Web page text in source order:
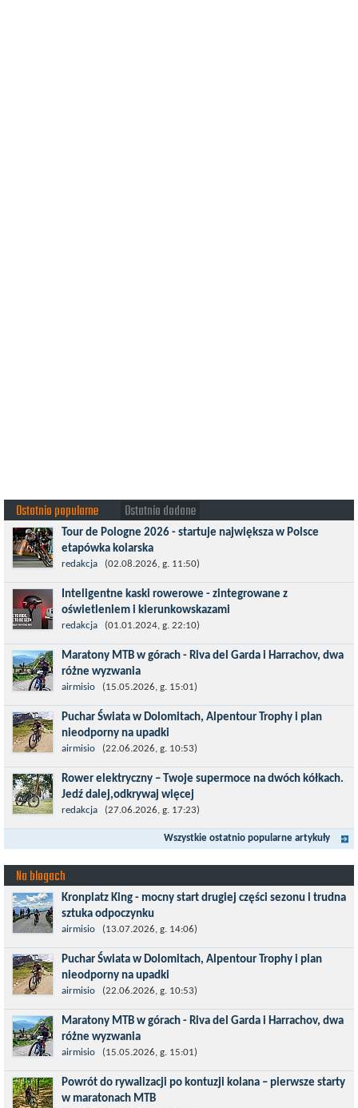
Ostatnio popularne Ostatnio dodane
Tour de Pologne 2026 - startuje największa w Polsce
etapówka kolarska
Tour de Pologne 2026 to jedno z najbardziej prestiżowych
wydarzeń sportowych w Polsce. wyścig zaliczany po raz 22. do
prestiżowego cyklu UCI World...
redakcja (02.08.2026, g. 11:50)
Inteligentne kaski rowerowe - zintegrowane z
oświetleniem i kierunkowskazami
Temat bezpieczeństwa jazdy wchodzi na nowy poziom. Do tej
pory kask było odpowiedzialny przede wszystkim za
bezpieczeństwo rowerzysty, ochronę...
redakcja (01.01.2024, g. 22:10)
Maratony MTB w górach - Riva del Garda i Harrachov, dwa
różne wyzwania
Maj to idealny czas, by z płaskich i szybkich wyścigów przejść do
znacznie bardziej ambitnych wyzwań, jakimi są górskie wyścigi
MTB....
airmisio (15.05.2026, g. 15:01)
Puchar Świata w Dolomitach, Alpentour Trophy i plan
nieodporny na upadki
Czerwiec w moim planie oznaczał wejście w najbardziej
wymagający etap i cel pierwszej części sezonu: Puchar Świata w
maratonie MTB w Dolomitach...
airmisio (22.06.2026, g. 10:53)
Rower elektryczny – Twoje supermoce na dwóch kółkach.
Jedź dalej,odkrywaj więcej
Marzenia o dalekich podróżach bez ogromnego zmęczenia stają
się rzeczywistością dzięki nowoczesnym technologiom ukrytym
redakcja (27.06.2026, g. 17:23)
Wszystkie ostatnio popularne artykuły
Na blogach
Kronplatz King - mocny start drugiej części sezonu i trudna
sztuka odpoczynku
Kronplatz King, epicki MTB Maraton z metą na 2275 m we
włoskich Alpach – łącznie 3000 metrów przewyższenia na
dystansie 60 km, ze...
airmisio (13.07.2026, g. 14:06)
Puchar Świata w Dolomitach, Alpentour Trophy i plan
nieodporny na upadki
Czerwiec w moim planie oznaczał wejście w najbardziej
wymagający etap i cel pierwszej części sezonu: Puchar Świata w
maratonie MTB w Dolomitach...
airmisio (22.06.2026, g. 10:53)
Maratony MTB w górach - Riva del Garda i Harrachov, dwa
różne wyzwania
Maj to idealny czas, by z płaskich i szybkich wyścigów przejść do
znacznie bardziej ambitnych wyzwań, jakimi są górskie wyścigi
MTB....
airmisio (15.05.2026, g. 15:01)
Powrót do rywalizacji po kontuzji kolana – pierwsze starty
w maratonach MTB